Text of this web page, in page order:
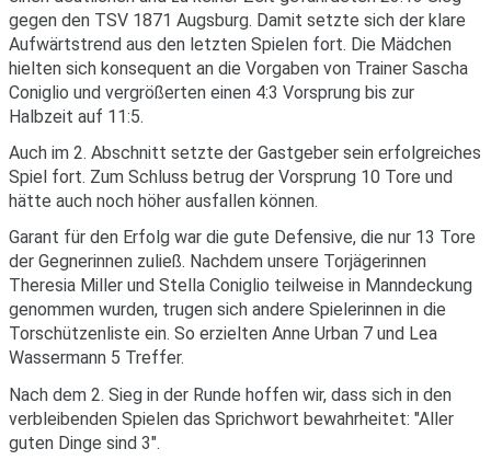
gegen den TSV 1871 Augsburg. Damit setzte sich der klare
Aufwärtstrend aus den letzten Spielen fort. Die Mädchen
hielten sich konsequent an die Vorgaben von Trainer Sascha
Coniglio und vergrößerten einen 4:3 Vorsprung bis zur
Halbzeit auf 11:5.
Auch im 2. Abschnitt setzte der Gastgeber sein erfolgreiches
Spiel fort. Zum Schluss betrug der Vorsprung 10 Tore und
hätte auch noch höher ausfallen können.
Garant für den Erfolg war die gute Defensive, die nur 13 Tore
der Gegnerinnen zuließ. Nachdem unsere Torjägerinnen
Theresia Miller und Stella Coniglio teilweise in Manndeckung
genommen wurden, trugen sich andere Spielerinnen in die
Torschützenliste ein. So erzielten Anne Urban 7 und Lea
Wassermann 5 Treffer.
Nach dem 2. Sieg in der Runde hoffen wir, dass sich in den
verbleibenden Spielen das Sprichwort bewahrheitet: "Aller
guten Dinge sind 3".